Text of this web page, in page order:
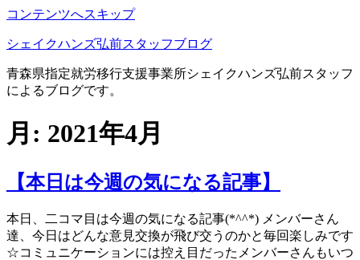
コンテンツへスキップ
シェイクハンズ弘前スタッフブログ
青森県指定就労移行支援事業所シェイクハンズ弘前スタッフ
によるブログです。
月: 2021年4月
【本日は今週の気になる記事】
本日、二コマ目は今週の気になる記事(*^^*) メンバーさん
達、今日はどんな意見交換が飛び交うのかと毎回楽しみです
☆コミュニケーションには控え目だったメンバーさんもいつ